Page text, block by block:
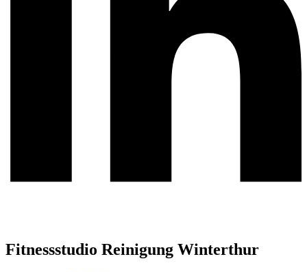
Fitnessstudio Reinigung Winterthur